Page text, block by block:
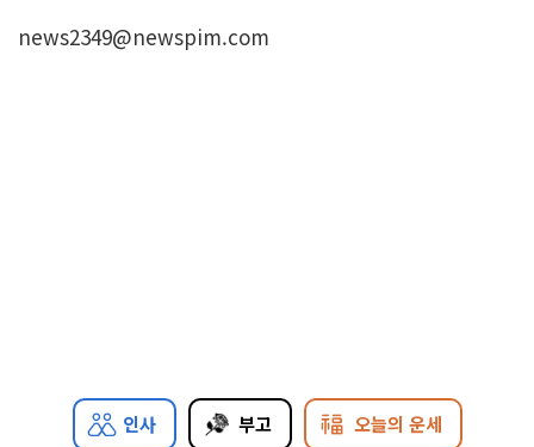
news2349@newspim.com
인사 부고 오늘의 운세